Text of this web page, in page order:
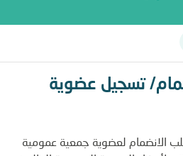
عضوية جمعية عمومية
تسجيل عضوية
الانضمام لعضوية جمعية عمومية